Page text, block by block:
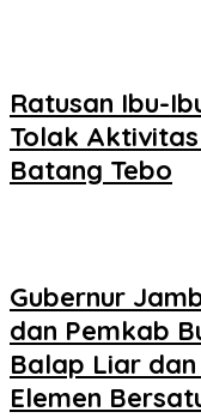
Ratusan Ibu-
Tolak Aktivitas
Batang Tebo
Gubernur
dan Pemkab
Balap Liar
Elemen